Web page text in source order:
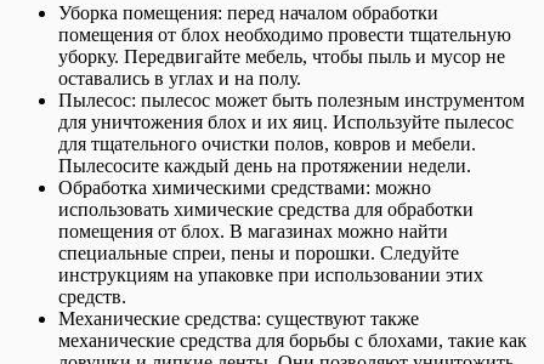
Уборка помещения: перед началом обработки
помещения от блох необходимо провести тщательную
уборку. Передвигайте мебель, чтобы пыль и мусор не
оставались в углах и на полу.
Пылесос: пылесос может быть полезным инструментом
для уничтожения блох и их яиц. Используйте пылесос
для тщательного очистки полов, ковров и мебели.
Пылесосите каждый день на протяжении недели.
Обработка химическими средствами: можно
использовать химические средства для обработки
помещения от блох. В магазинах можно найти
специальные спреи, пены и порошки. Следуйте
инструкциям на упаковке при использовании этих
средств.
Механические средства: существуют также
механические средства для борьбы с блохами, такие как